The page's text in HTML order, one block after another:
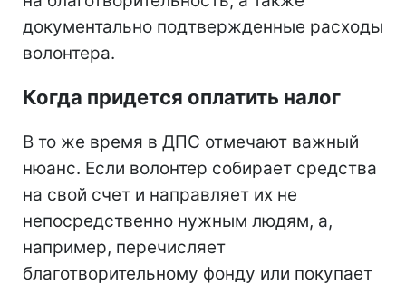
документально подтвержденные расходы
волонтера.
Когда придется оплатить налог
В то же время в ДПС отмечают важный
нюанс. Если волонтер собирает средства
на свой счет и направляет их не
непосредственно нужным людям, а,
например, перечисляет
благотворительному фонду или покупает